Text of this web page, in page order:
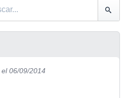
el 06/09/2014